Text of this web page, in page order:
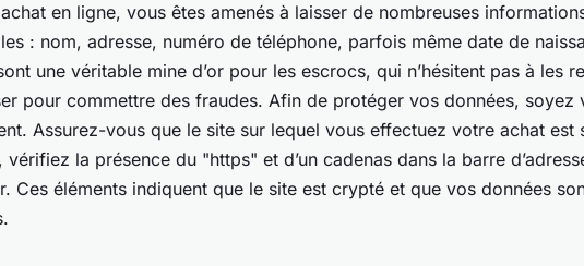
achat en ligne, vous êtes amenés à laisser de nombreuses
: nom, adresse, numéro de téléphone, parfois même date de
une véritable mine d’or pour les escrocs, qui n’hésitent pas à les
pour commettre des fraudes. Afin de protéger vos données, soyez
Assurez-vous que le site sur lequel vous effectuez votre achat est
vérifiez la présence du "https" et d’un cadenas dans la barre
Ces éléments indiquent que le site est crypté et que vos données